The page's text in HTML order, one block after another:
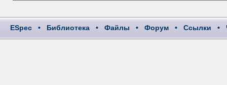
ESpec • Библиотека • Файлы • Форум • Ссылки •